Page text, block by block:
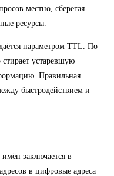
местно, сберегая
ресурсы.
параметром TTL. По
устаревшую
Правильная
быстродействием и
заключается в
в цифровые адреса